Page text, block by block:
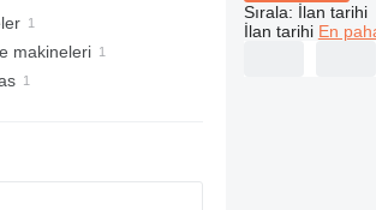
makineleri
Sırala: İlan tarihi
İlan tarihi En